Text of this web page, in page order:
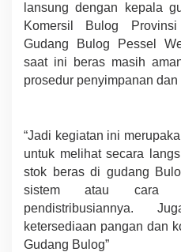
lansung dengan kepala
Komersil Bulog
Gudang Bulog Pessel
saat ini beras masih
prosedur penyimpanan
“Jadi kegiatan ini
untuk melihat secara
stok beras di gudang
sistem atau cara
pendistribusiannya.
ketersediaan pangan dan
Gudang Bulog”